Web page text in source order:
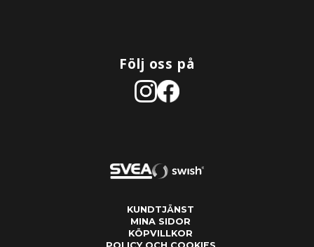
Följ oss på
KUNDTJÄNST
MINA SIDOR
KÖPVILLKOR